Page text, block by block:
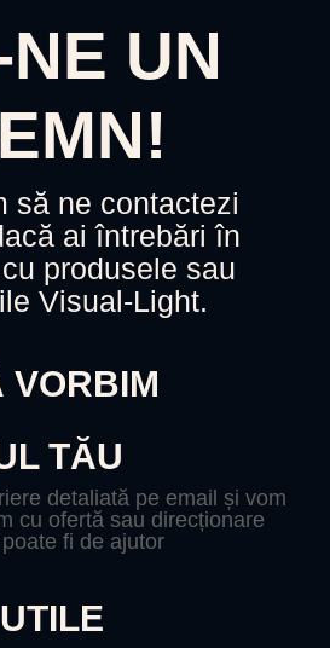
UN
să ne contactezi
ai întrebări în
produsele sau
Visual-Light.
VORBIM
TĂU
detaliată pe email și vom
cu ofertă sau direcționare
fi de ajutor